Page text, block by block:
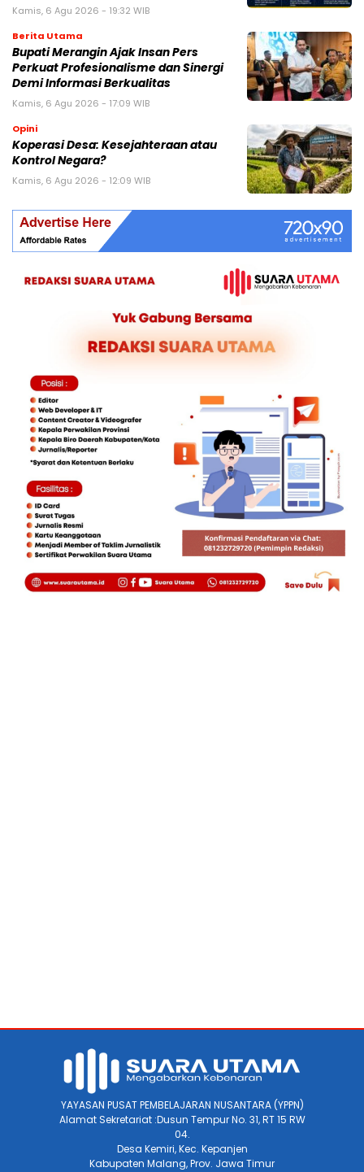
Kamis, 6 Agu 2026 - 19:32 WIB
Berita Utama
Bupati Merangin Ajak Insan Pers
Perkuat Profesionalisme dan Sinergi
Demi Informasi Berkualitas
Kamis, 6 Agu 2026 - 17:09 WIB
Opini
Koperasi Desa: Kesejahteraan atau
Kontrol Negara?
Kamis, 6 Agu 2026 - 12:09 WIB
YAYASAN PUSAT PEMBELAJARAN NUSANTARA (YPPN)
Alamat Sekretariat :Dusun Tempur No. 31, RT 15 RW
04.
Desa Kemiri, Kec. Kepanjen
Kabupaten Malang, Prov. Jawa Timur